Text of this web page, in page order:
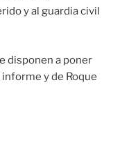
y al guardia civil
disponen a poner
y de Roque